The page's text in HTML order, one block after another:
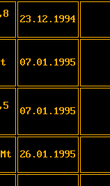
23.12.1994
07.01.1995
07.01.1995
26.01.1995